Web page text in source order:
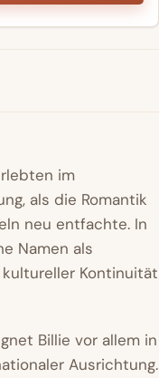
im
als die Romantik
neu entfachte. In
Namen als
Kontinuität
Billie vor allem in
Ausrichtung.